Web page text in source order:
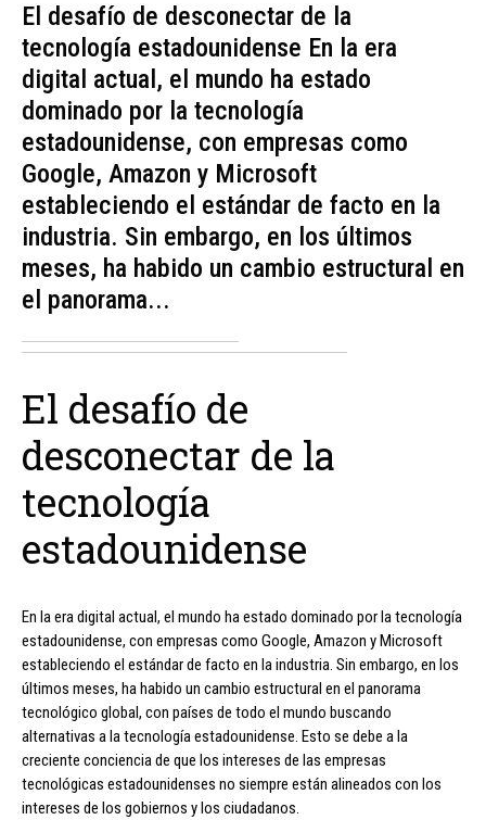
El desafío de desconectar de la
tecnología estadounidense En la era
digital actual, el mundo ha estado
dominado por la tecnología
estadounidense, con empresas como
Google, Amazon y Microsoft
estableciendo el estándar de facto en la
industria. Sin embargo, en los últimos
meses, ha habido un cambio estructural en
el panorama...
El desafío de
desconectar de la
tecnología
estadounidense
En la era digital actual, el mundo ha estado dominado por la tecnología
estadounidense, con empresas como Google, Amazon y Microsoft
estableciendo el estándar de facto en la industria. Sin embargo, en los
últimos meses, ha habido un cambio estructural en el panorama
tecnológico global, con países de todo el mundo buscando
alternativas a la tecnología estadounidense. Esto se debe a la
creciente conciencia de que los intereses de las empresas
tecnológicas estadounidenses no siempre están alineados con los
intereses de los gobiernos y los ciudadanos.